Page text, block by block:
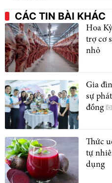
CÁC TIN BÀI KHÁC
Hoa
trợ cơ
nhỏ
Gia
sự
đồng
Thức
tự
dụng